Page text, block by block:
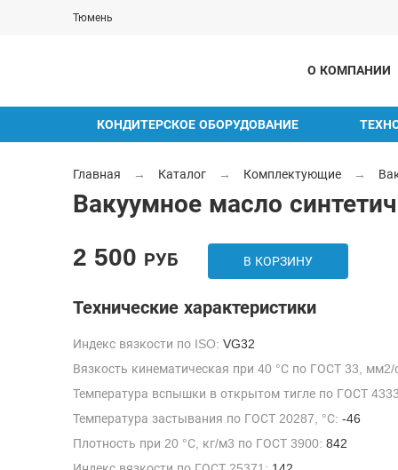
Тюмень
О КОМПАНИИ
КОНДИТЕРСКОЕ ОБОРУДОВАНИЕ
Главная → Каталог → Комплектующие →
Вакуумное масло
2 500 РУБ В КОРЗИНУ
Технические характеристики
Индекс вязкости по ISO: VG32
Вязкость кинематическая при 40 °С по ГОСТ 33, мм2/
Температура вспышки в открытом тигле по ГОСТ
Температура застывания по ГОСТ 20287, °С: -46
Плотность при 20 °С, кг/м3 по ГОСТ 3900: 842